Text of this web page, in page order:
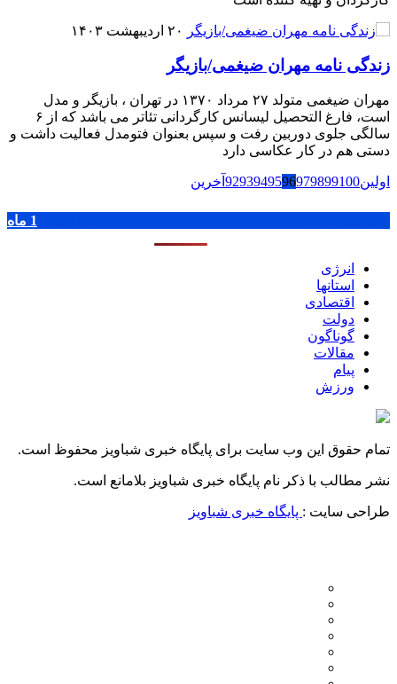
۲۰ اردیبهشت ۱۴۰۳
زندگی نامه مهران ضیغمی/بازیگر
مهران ضیغمی متولد ۲۷ مرداد ۱۳۷۰ در تهران ، بازیگر و مدل
است، فارغ التحصیل لیسانس کارگردانی تئاتر می باشد که از ۶
سالگی جلوی دوربین رفت و سپس بعنوان فتومدل فعالیت داشت و
دستی هم در کار عکاسی دارد
اولین 9293949596979899100 آخرین
1 ماه
انرژی
استانها
اقتصادی
دولت
گوناگون
مقالات
پیام
ورزش
تمام حقوق این وب سایت برای پایگاه خبری شباویز محفوظ است.
نشر مطالب با ذکر نام پایگاه خبری شباویز بلامانع است.
طراحی سایت : پایگاه خبری شباویز